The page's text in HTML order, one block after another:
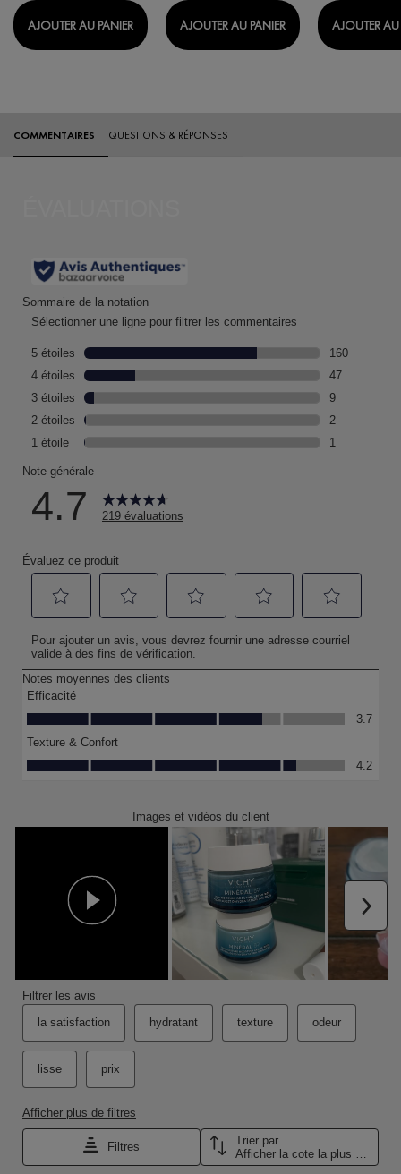
AJOUTER AU PANIER MINÉRAL 89 CRÈME BOOST D'HYDRATATION
AJOUTER AU PANIER MINÉRAL 89AJOUTER AU
COMMENTAIRES QUESTIONS & RÉPONSES